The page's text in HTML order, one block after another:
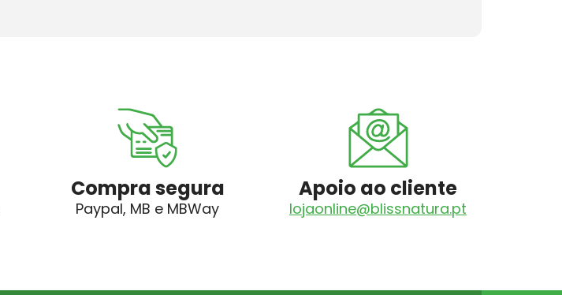
Compra segura
Paypal, MB e MBWay
Apoio ao cliente
lojaonline@blissnatura.pt